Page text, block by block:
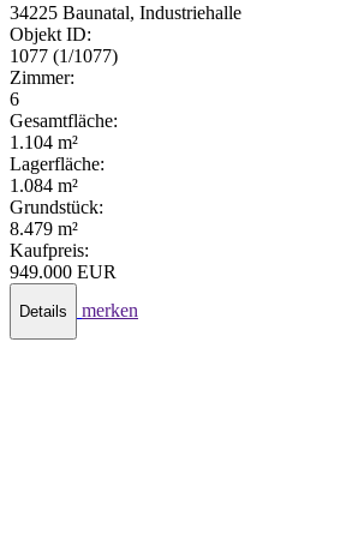
34225 Baunatal, Industriehalle
Objekt ID:
1077 (1/1077)
Zimmer:
6
Gesamtfläche:
1.104 m²
Lagerfläche:
1.084 m²
Grundstück:
8.479 m²
Kaufpreis:
949.000 EUR
Details merken